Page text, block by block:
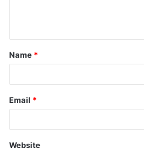
Name *
Email *
Website